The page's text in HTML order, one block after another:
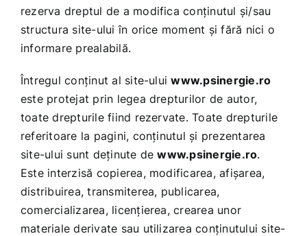
rezerva dreptul de a modifica conţinutul şi/sau
structura site-ului în orice moment şi fără nici o
informare prealabilă.
Întregul conţinut al site-uluiwww.psinergie.ro
este protejat prin legea drepturilor de autor,
toate drepturile fiind rezervate. Toate drepturile
referitoare la pagini, conţinutul şi prezentarea
site-ului sunt deţinute dewww.psinergie.ro.
Este interzisă copierea, modificarea, afişarea,
distribuirea, transmiterea, publicarea,
comercializarea, licenţierea, crearea unor
materiale derivate sau utilizarea conţinutului site-